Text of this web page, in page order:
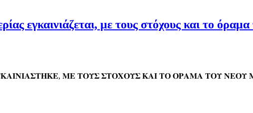
εγκαινιάζεται, με τους στόχους και το
𝚳𝚬 𝚻𝚶𝚼𝚺 𝚺𝚻𝚶𝚾𝚶𝚼𝚺 𝚱𝚨𝚰 𝚻𝚶 𝚶𝚸𝚨𝚳𝚨 𝚻𝚶𝚼 𝚴𝚬𝚶𝚼